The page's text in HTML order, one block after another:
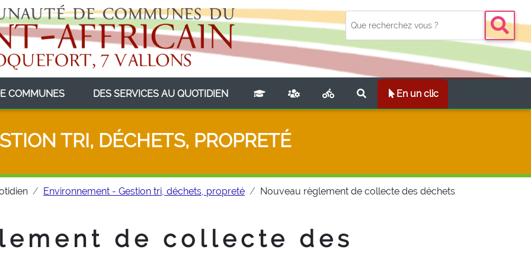
COMMUNES(CURRENT)DES SERVICES AU QUOTIDIEN(CURRENT) En un clic
TRI, DÉCHETS, PROPRETÉ
Environnement - Gestion tri, déchets, propreté Nouveau règlement de collecte des déchets
de collecte des